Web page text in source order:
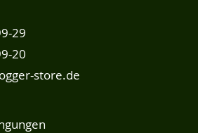
29
20
store.de